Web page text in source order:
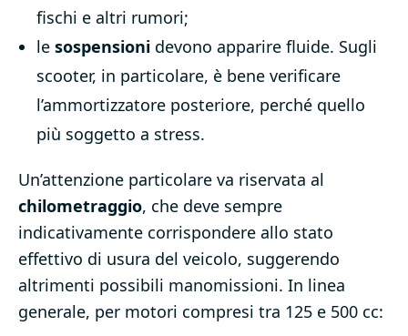
fischi e altri rumori;
le sospensioni devono apparire fluide. Sugli
scooter, in particolare, è bene verificare
l’ammortizzatore posteriore, perché quello
più soggetto a stress.
Un’attenzione particolare va riservata al
chilometraggio, che deve sempre
indicativamente corrispondere allo stato
effettivo di usura del veicolo, suggerendo
altrimenti possibili manomissioni. In linea
generale, per motori compresi tra 125 e 500 cc: